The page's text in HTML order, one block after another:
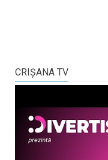
CRIŞANA TV